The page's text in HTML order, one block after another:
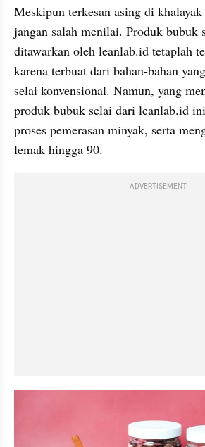
Meskipun terkesan asing di
jangan salah menilai. Produk bubuk
ditawarkan oleh leanlab.id tetaplah
karena terbuat dari bahan-bahan
selai konvensional. Namun, yang
produk bubuk selai dari leanlab.id
proses pemerasan minyak, serta
ADVERTISEMENT